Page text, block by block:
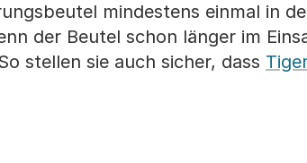
mindestens einmal in
der Beutel schon länger im
stellen sie auch sicher, dass